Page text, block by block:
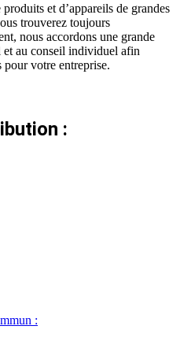
et d’appareils de grandes
trouverez toujours
nous accordons une grande
et au conseil individuel afin
pour votre entreprise.
:
: